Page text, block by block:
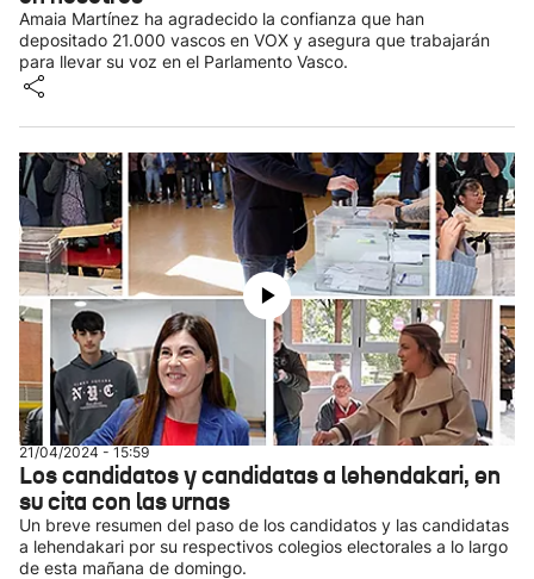
Amaia Martínez ha agradecido la confianza que han
depositado 21.000 vascos en VOX y asegura que trabajarán
para llevar su voz en el Parlamento Vasco.
21/04/2024 - 15:59
Los candidatos y candidatas a lehendakari, en
su cita con las urnas
Un breve resumen del paso de los candidatos y las candidatas
a lehendakari por su respectivos colegios electorales a lo largo
de esta mañana de domingo.